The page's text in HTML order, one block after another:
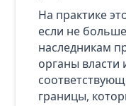
На практике
если не
наследникам
органы власти
границы,